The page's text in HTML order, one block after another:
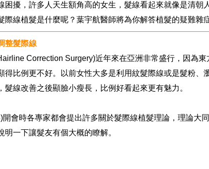
困擾，許多人天生額角高的女生，髮線看起來就像是清
際線植髮是什麼呢？葉宇航醫師將為你解答植髮的疑難雜
整髮際線
Correction Surgery)近年來在亞洲非常盛行，因為
得比例更不好。以前女性大多是利用紋髮際線或是髮粉
髮線改善之後顯臉小瘦長，比例好看起來更有魅力。
會時各專家都會提出許多關於髮際線植髮理論，理論大
一下讓髮友有個大概的瞭解。